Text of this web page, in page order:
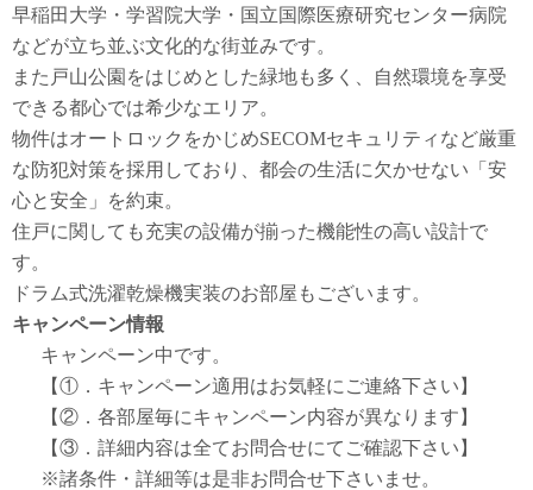
早稲田大学・学習院大学・国立国際医療研究センター病院
などが立ち並ぶ文化的な街並みです。
また戸山公園をはじめとした緑地も多く、自然環境を享受
できる都心では希少なエリア。
物件はオートロックをかじめSECOMセキュリティなど厳重
な防犯対策を採用しており、都会の生活に欠かせない「安
心と安全」を約束。
住戸に関しても充実の設備が揃った機能性の高い設計で
す。
ドラム式洗濯乾燥機実装のお部屋もございます。
キャンペーン情報
キャンペーン中です。
【①．キャンペーン適用はお気軽にご連絡下さい】
【②．各部屋毎にキャンペーン内容が異なります】
【③．詳細内容は全てお問合せにてご確認下さい】
※諸条件・詳細等は是非お問合せ下さいませ。